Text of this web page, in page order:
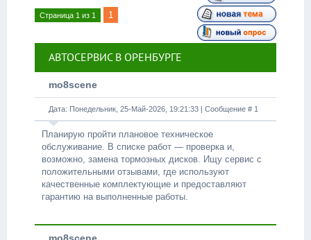
Страница 1 из 1 1
АВТОСЕРВИС В ОРЕНБУРГЕ
mo8scene
Дата: Понедельник, 25-Май-2026, 19:21:33 | Сообщение # 1
Планирую пройти плановое техническое
обслуживание. В списке работ — проверка и,
возможно, замена тормозных дисков. Ищу сервис с
положительными отзывами, где используют
качественные комплектующие и предоставляют
гарантию на выполненные работы.